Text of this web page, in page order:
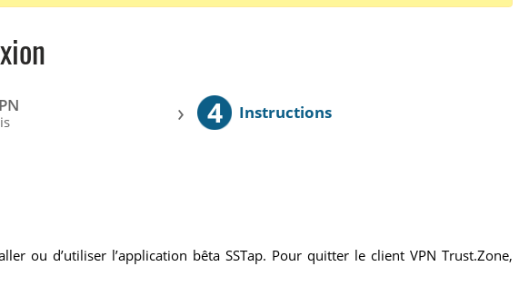
› 4 Instructions
ou d’utiliser l’application bêta SSTap. Pour quitter le client VPN Trust.Zone,